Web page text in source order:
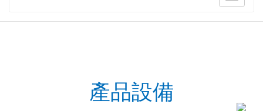
產品設備